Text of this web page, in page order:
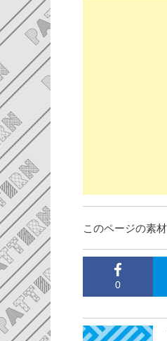
このページの素
0